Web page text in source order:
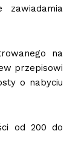
na
przepisowi
o nabyciu
od 200 do